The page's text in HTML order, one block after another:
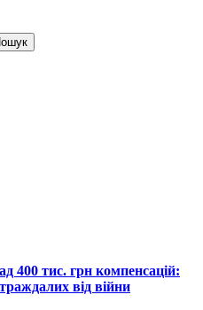
400 тис. грн компенсацій:
від війни